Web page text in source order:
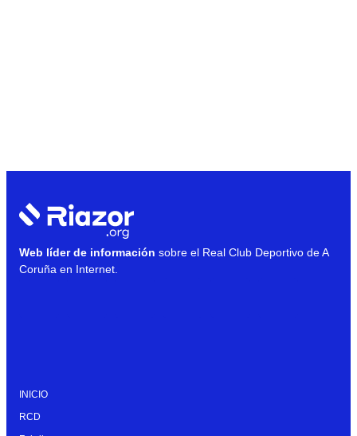
Web líder de información sobre el Real Club Deportivo de A
Coruña en Internet.
INICIO
RCD